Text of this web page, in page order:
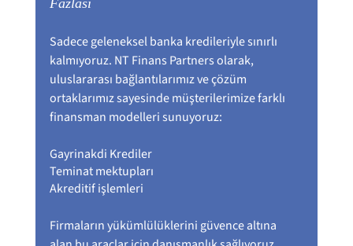
Sadece geleneksel banka kredileriyle sınırlı
kalmıyoruz. NT Finans Partners olarak,
uluslararası bağlantılarımız ve çözüm
ortaklarımız sayesinde müşterilerimize farklı
finansman modelleri sunuyoruz:
Gayrinakdi Krediler
Teminat mektupları
Akreditif işlemleri
Firmaların yükümlülüklerini güvence altına